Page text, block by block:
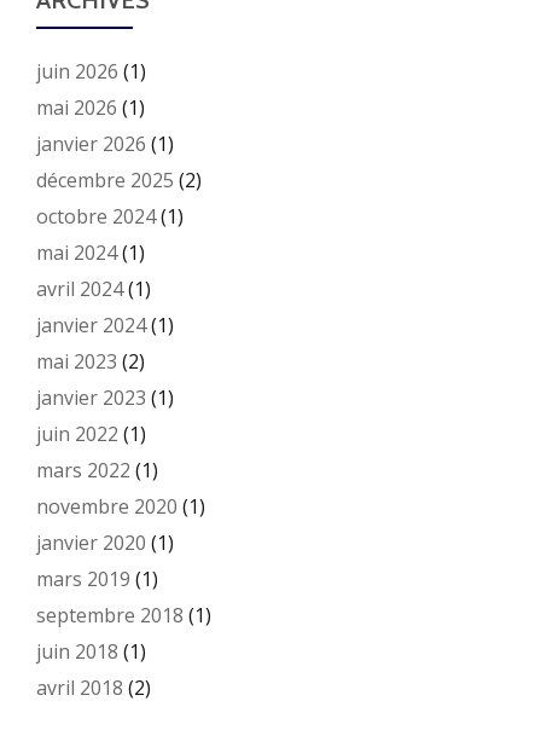
juin 2026 (1)
mai 2026 (1)
janvier 2026 (1)
décembre 2025 (2)
octobre 2024(1)
mai 2024(1)
avril 2024(1)
janvier 2024(1)
mai 2023 (2)
janvier 2023 (1)
juin 2022 (1)
mars 2022 (1)
novembre 2020 (1)
janvier 2020 (1)
mars 2019 (1)
septembre 2018 (1)
juin 2018 (1)
avril 2018 (2)